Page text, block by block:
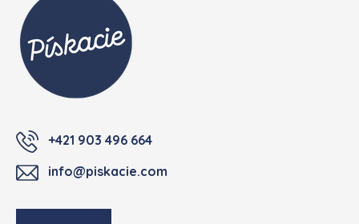
+421 903 496 664
info@piskacie.com